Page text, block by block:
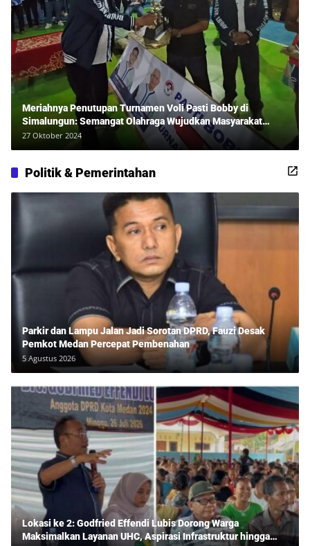
Meriahnya Penutupan Turnamen Voli Pasti Bobby di
Simalungun: Semangat Olahraga Wujudkan Masyarakat
Sehat Bersama Erwan Rozadi dan Ribuan Penonton!
27 Oktober 2024
Politik & Pemerintahan
Parkir dan Lampu Jalan Jadi Sorotan DPRD, Fauzi Desak
Pemkot Medan Percepat Pembenahan
5 Agustus 2026
Lokasi ke 2: Godfried Effendi Lubis Dorong Warga
Maksimalkan Layanan UHC, Aspirasi Infrastruktur hingga